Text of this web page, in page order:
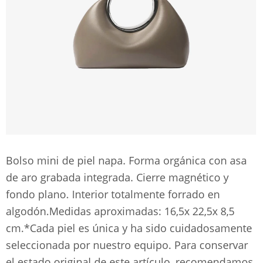
Bolso mini de piel napa. Forma orgánica con asa
de aro grabada integrada. Cierre magnético y
fondo plano. Interior totalmente forrado en
algodón.Medidas aproximadas: 16,5x 22,5x 8,5
cm.*Cada piel es única y ha sido cuidadosamente
seleccionada por nuestro equipo. Para conservar